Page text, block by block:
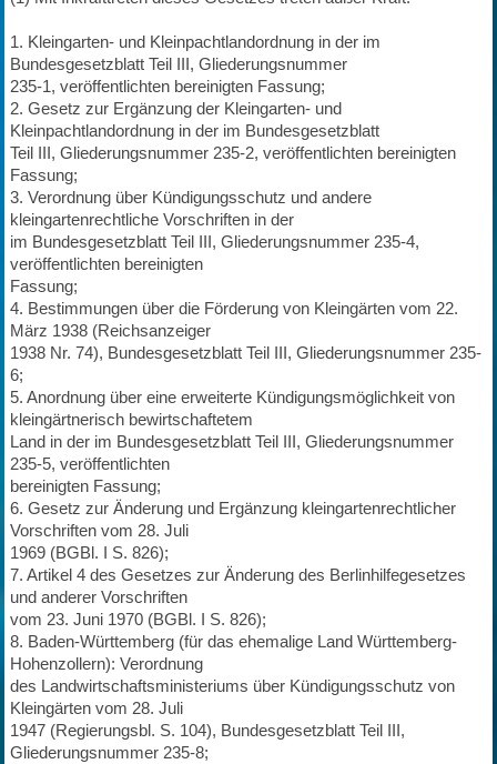
1. Kleingarten- und Kleinpachtlandordnung in der im
Bundesgesetzblatt Teil III, Gliederungsnummer
235-1, veröffentlichten bereinigten Fassung;
2. Gesetz zur Ergänzung der Kleingarten- und
Kleinpachtlandordnung in der im Bundesgesetzblatt
Teil III, Gliederungsnummer 235-2, veröffentlichten bereinigten
Fassung;
3. Verordnung über Kündigungsschutz und andere
kleingartenrechtliche Vorschriften in der
im Bundesgesetzblatt Teil III, Gliederungsnummer 235-4,
veröffentlichten bereinigten
Fassung;
4. Bestimmungen über die Förderung von Kleingärten vom 22.
März 1938 (Reichsanzeiger
1938 Nr. 74), Bundesgesetzblatt Teil III, Gliederungsnummer 235-
6;
5. Anordnung über eine erweiterte Kündigungsmöglichkeit von
kleingärtnerisch bewirtschaftetem
Land in der im Bundesgesetzblatt Teil III, Gliederungsnummer
235-5, veröffentlichten
bereinigten Fassung;
6. Gesetz zur Änderung und Ergänzung kleingartenrechtlicher
Vorschriften vom 28. Juli
1969 (BGBl. I S. 826);
7. Artikel 4 des Gesetzes zur Änderung des Berlinhilfegesetzes
und anderer Vorschriften
vom 23. Juni 1970 (BGBl. I S. 826);
8. Baden-Württemberg (für das ehemalige Land Württemberg-
Hohenzollern): Verordnung
des Landwirtschaftsministeriums über Kündigungsschutz von
Kleingärten vom 28. Juli
1947 (Regierungsbl. S. 104), Bundesgesetzblatt Teil III,
Gliederungsnummer 235-8;